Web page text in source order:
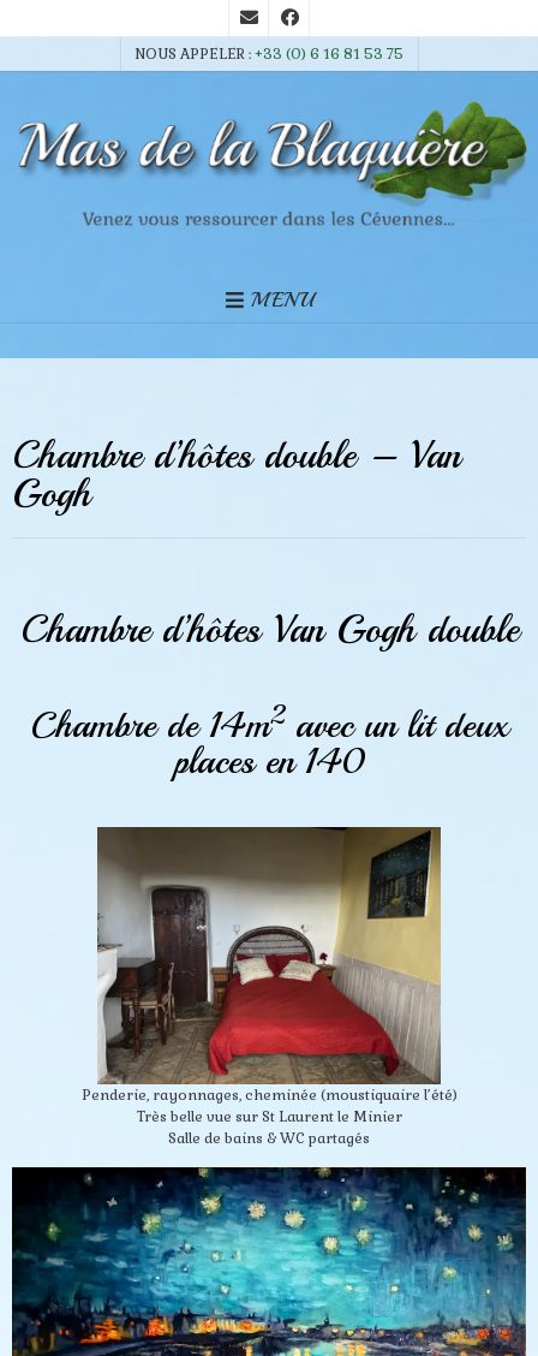
NOUS APPELER :+33 (0) 6 16 81 53 75
MENU
Chambre d’hôtes double – Van
Gogh
Chambre d’hôtes Van Gogh double
Chambre de 14m2avec un lit deux
places en 140
Penderie, rayonnages, cheminée (moustiquaire l’été)
Très belle vue sur St Laurent le Minier
Salle de bains & WC partagés